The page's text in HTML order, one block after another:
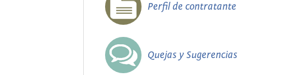
Perfil de contratante
Quejas y Sugerencias